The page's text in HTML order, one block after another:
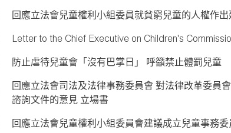
回應立法會兒童權利小組委員就貧窮兒童的人權作出
Letter to the Chief Executive on Children's
防止虐待兒童會「沒有巴掌日」 呼籲禁止體罰兒童
回應立法會司法及法律事務委員會 對法律改革委員
諮詢文件的意見 立場書
回應立法會兒童權利小組委員會建議成立兒童事務委